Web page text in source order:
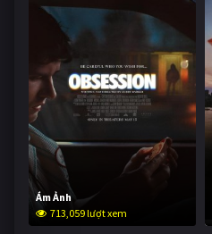
Ám Ảnh
713,059 lượt xem